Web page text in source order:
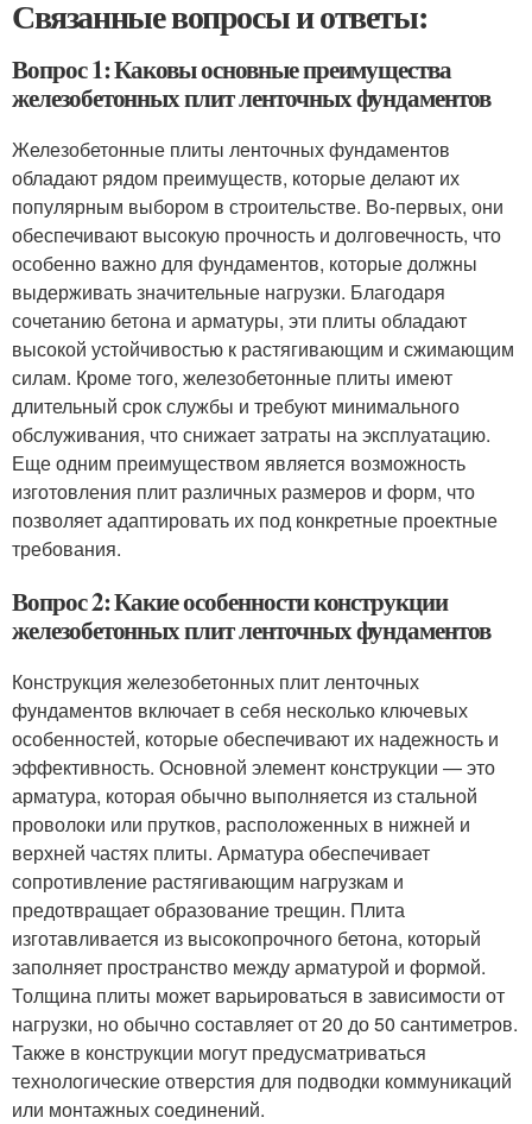
Связанные вопросы и ответы:
Вопрос 1: Каковы основные преимущества
железобетонных плит ленточных фундаментов
Железобетонные плиты ленточных фундаментов
обладают рядом преимуществ, которые делают их
популярным выбором в строительстве. Во-первых, они
обеспечивают высокую прочность и долговечность, что
особенно важно для фундаментов, которые должны
выдерживать значительные нагрузки. Благодаря
сочетанию бетона и арматуры, эти плиты обладают
высокой устойчивостью к растягивающим и сжимающим
силам. Кроме того, железобетонные плиты имеют
длительный срок службы и требуют минимального
обслуживания, что снижает затраты на эксплуатацию.
Еще одним преимуществом является возможность
изготовления плит различных размеров и форм, что
позволяет адаптировать их под конкретные проектные
требования.
Вопрос 2: Какие особенности конструкции
железобетонных плит ленточных фундаментов
Конструкция железобетонных плит ленточных
фундаментов включает в себя несколько ключевых
особенностей, которые обеспечивают их надежность и
эффективность. Основной элемент конструкции — это
арматура, которая обычно выполняется из стальной
проволоки или прутков, расположенных в нижней и
верхней частях плиты. Арматура обеспечивает
сопротивление растягивающим нагрузкам и
предотвращает образование трещин. Плита
изготавливается из высокопрочного бетона, который
заполняет пространство между арматурой и формой.
Толщина плиты может варьироваться в зависимости от
нагрузки, но обычно составляет от 20 до 50 сантиметров.
Также в конструкции могут предусматриваться
технологические отверстия для подводки коммуникаций
или монтажных соединений.